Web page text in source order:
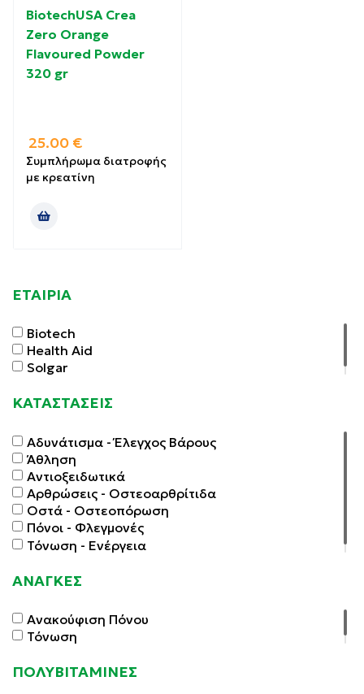
ΕΤΑΙΡΙΑ
Biotech
Health Aid
Solgar
ΚΑΤΑΣΤΑΣΕΙΣ
Αδυνάτισμα - Έλεγχος Βάρους
Άθληση
Αντιοξειδωτικά
Αρθρώσεις - Οστεοαρθρίτιδα
Οστά - Οστεοπόρωση
Πόνοι - Φλεγμονές
Τόνωση - Ενέργεια
ΑΝΑΓΚΕΣ
Ανακούφιση Πόνου
Τόνωση
ΠΟΛΥΒΙΤΑΜΙΝΕΣ
BiotechUSA Crea
Zero Orange
Flavoured Powder
320 gr
25.00 €
Συμπλήρωμα διατροφής
με κρεατίνη